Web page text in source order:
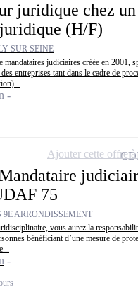
juridique chez un
(H/F)
SUR SEINE
mandataires judiciaires créée en 2001,
entreprises tant dans le cadre de
75
9E ARRONDISSEMENT
vous aurez la
bénéficiant d’une mesure de
Ajouter cette offre